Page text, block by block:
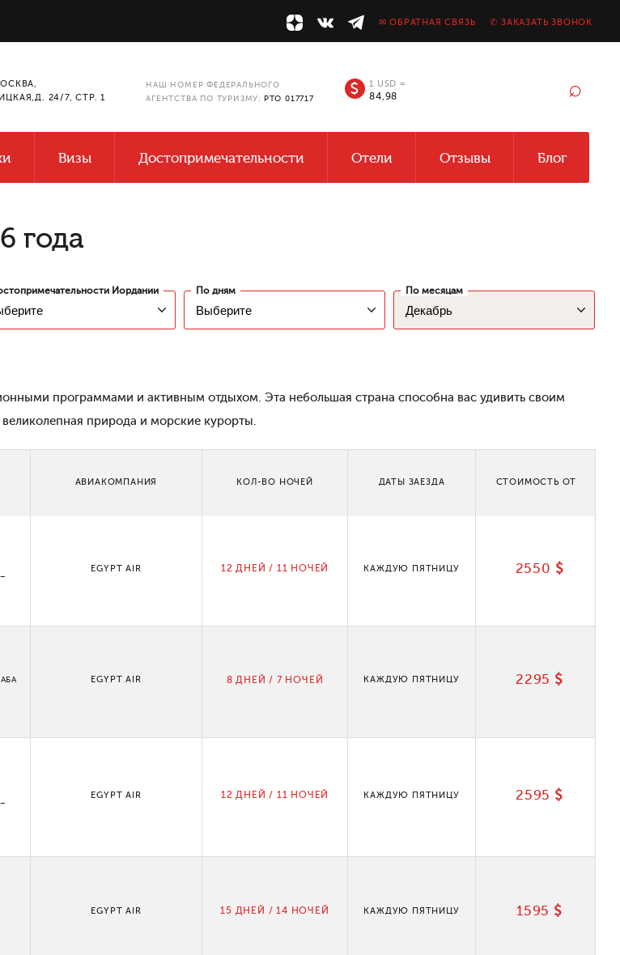
✉ ОБРАТНАЯ СВЯЗЬ ✆ ЗАКАЗАТЬ ЗВОНОК
24/7, СТР. 1
НАШ НОМЕР ФЕДЕРАЛЬНОГО
АГЕНТСТВА ПО ТУРИЗМУ: РТО 017717 ⌕
$ 1 USD =
84,98
Визы Достопримечательности Отели Отзывы Блог
года
Иордании По дням По месяцам
программами и активным отдыхом. Эта небольшая страна способна вас удивить своим
великолепная природа и морские курорты.
АВИАКОМПАНИЯ КОЛ-ВО НОЧЕЙ ДАТЫ ЗАЕЗДА СТОИМОСТЬ ОТ
EGYPT AIR 12 ДНЕЙ / 11 НОЧЕЙ КАЖДУЮ ПЯТНИЦУ 2550 $
EGYPT AIR 8 ДНЕЙ / 7 НОЧЕЙ КАЖДУЮ ПЯТНИЦУ 2295 $
EGYPT AIR 12 ДНЕЙ / 11 НОЧЕЙ КАЖДУЮ ПЯТНИЦУ 2595 $
EGYPT AIR 15 ДНЕЙ / 14 НОЧЕЙ КАЖДУЮ ПЯТНИЦУ 1595 $